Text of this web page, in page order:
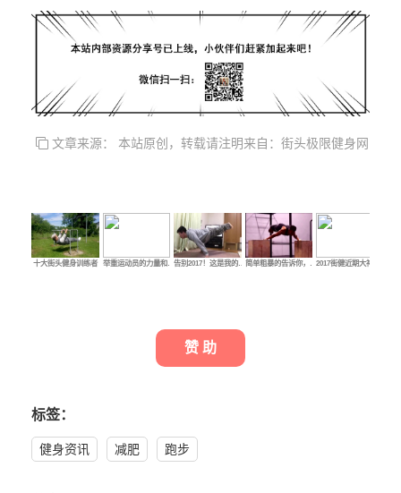
文章来源： 本站原创，转载请注明来自：街头极限健身网
十大街头健身训练者 举重运动员的力量和…告别2017！这是我的…简单粗暴的告诉你，…2017街健近期大神牛…
赞 助
标签：
健身资讯 减肥 跑步